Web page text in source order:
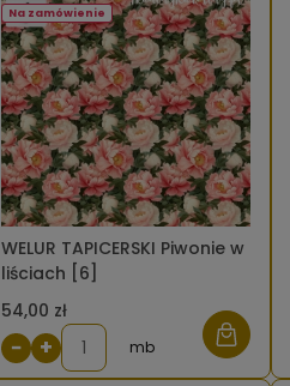
WELUR TAPICERSKI Piwonie w
liściach [6]
54,00 zł
Na zamówienie
− + mb